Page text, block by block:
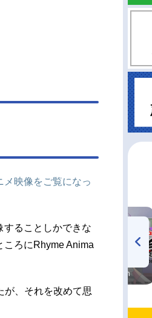
映像をご覧になっ
することしかできな
ろにRhyme Anima
が、それを改めて思
radio 大直会 2nd season